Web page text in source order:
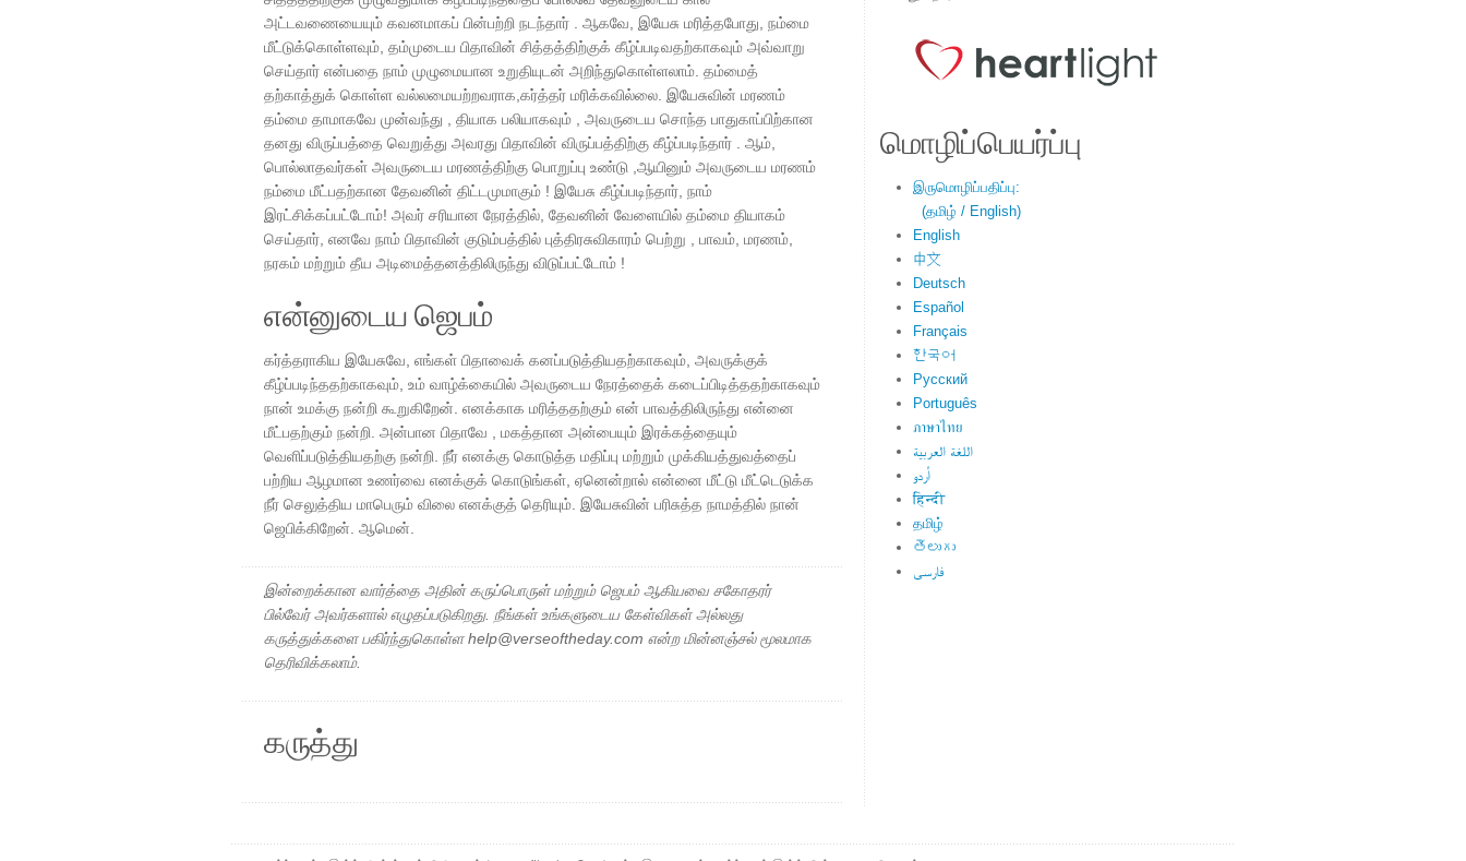
அட்டவணையையும் கவனமாகப் பின்பற்றி நடந்தார் . ஆகவே, இயேசு மரித்தபோது, ​​நம்மை
மீட்டுக்கொள்ளவும், தம்முடைய பிதாவின் சித்தத்திற்குக் கீழ்ப்படிவதற்காகவும் அவ்வாறு
செய்தார் என்பதை நாம் முழுமையான உறுதியுடன் அறிந்துகொள்ளலாம். தம்மைத்
தற்காத்துக் கொள்ள வல்லமையற்றவராக,கர்த்தர் மரிக்கவில்லை. இயேசுவின் மரணம்
தம்மை தாமாகவே முன்வந்து , தியாக பலியாகவும் , அவருடைய சொந்த பாதுகாப்பிற்கான
தனது விருப்பத்தை வெறுத்து அவரது பிதாவின் விருப்பத்திற்கு கீழ்ப்படிந்தார் . ஆம்,
பொல்லாதவர்கள் அவருடைய மரணத்திற்கு பொறுப்பு உண்டு ,ஆயினும் அவருடைய மரணம்
நம்மை மீட்பதற்கான தேவனின் திட்டமுமாகும் ! இயேசு கீழ்ப்படிந்தார், நாம்
இரட்சிக்கப்பட்டோம்! அவர் சரியான நேரத்தில், தேவனின் வேளையில் தம்மை தியாகம்
செய்தார், எனவே நாம் பிதாவின் குடும்பத்தில் புத்திரசுவிகாரம் பெற்று , பாவம், மரணம்,
நரகம் மற்றும் தீய அடிமைத்தனத்திலிருந்து விடுப்பட்டோம் !
என்னுடைய ஜெபம்
கர்த்தராகிய இயேசுவே, எங்கள் பிதாவைக் கனப்படுத்தியதற்காகவும், அவருக்குக்
கீழ்ப்படிந்ததற்காகவும், உம் வாழ்க்கையில் அவருடைய நேரத்தைக் கடைப்பிடித்ததற்காகவும்
நான் உமக்கு நன்றி கூறுகிறேன். எனக்காக மரித்ததற்கும் என் பாவத்திலிருந்து என்னை
மீட்பதற்கும் நன்றி. அன்பான பிதாவே , மகத்தான அன்பையும் இரக்கத்தையும்
வெளிப்படுத்தியதற்கு நன்றி. நீர் எனக்கு கொடுத்த மதிப்பு மற்றும் முக்கியத்துவத்தைப்
பற்றிய ஆழமான உணர்வை எனக்குக் கொடுங்கள், ஏனென்றால் என்னை மீட்டு மீட்டெடுக்க
நீர் செலுத்திய மாபெரும் விலை எனக்குத் தெரியும். இயேசுவின் பரிசுத்த நாமத்தில் நான்
ஜெபிக்கிறேன். ஆமென்.
இன்றைக்கான வார்த்தை அதின் கருப்பொருள் மற்றும் ஜெபம் ஆகியவை சகோதரர்
பில்வேர் அவர்களால் எழுதப்படுகிறது. நீங்கள் உங்களுடைய கேள்விகள் அல்லது
கருத்துக்களை பகிர்ந்துகொள்ள help@verseoftheday.com என்ற மின்னஞ்சல் மூலமாக
தெரிவிக்கலாம்.
கருத்து
மொழிப்பெயர்ப்பு
இருமொழிப்பதிப்பு:
(தமிழ் / English)
English
中文
Deutsch
Español
Français
한국어
Русский
Português
ภาษาไทย
اللغة العربية
اُردو
हिन्दी
தமிழ்
తెలుగు
فارسی